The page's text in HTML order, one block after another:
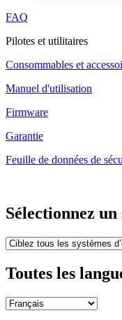
FAQ
Pilotes et utilitaires
Consommables et
Manuel d'utilisation
Firmware
Garantie
Feuille de données de
Sélectionnez
Toutes les